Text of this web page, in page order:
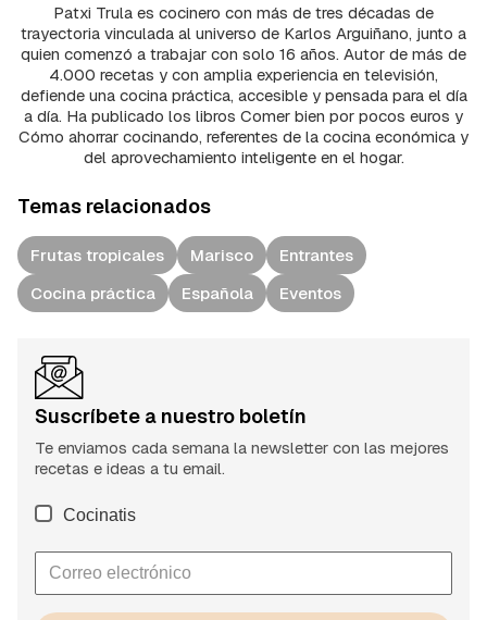
Patxi Trula es cocinero con más de tres décadas de
trayectoria vinculada al universo de Karlos Arguiñano, junto a
quien comenzó a trabajar con solo 16 años. Autor de más de
4.000 recetas y con amplia experiencia en televisión,
defiende una cocina práctica, accesible y pensada para el día
a día. Ha publicado los libros Comer bien por pocos euros y
Cómo ahorrar cocinando, referentes de la cocina económica y
del aprovechamiento inteligente en el hogar.
Temas relacionados
Frutas tropicales Marisco
Entrantes
Cocina práctica
Española Eventos
Suscríbete a nuestro boletín
Te enviamos cada semana la newsletter con las mejores
recetas e ideas a tu email.
Cocinatis